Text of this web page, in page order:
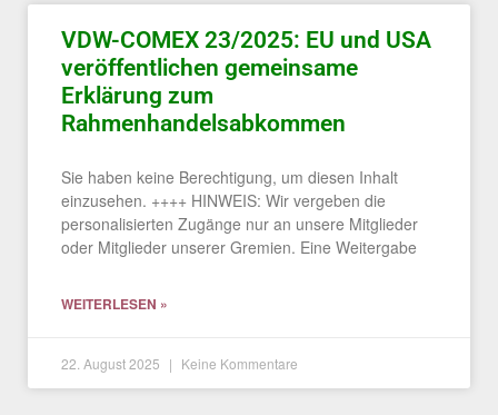
VDW-COMEX 23/2025: EU und USA
veröffentlichen gemeinsame
Erklärung zum
Rahmenhandelsabkommen
Sie haben keine Berechtigung, um diesen Inhalt
einzusehen. ++++ HINWEIS: Wir vergeben die
personalisierten Zugänge nur an unsere Mitglieder
oder Mitglieder unserer Gremien. Eine Weitergabe
WEITERLESEN »
22. August 2025 Keine Kommentare